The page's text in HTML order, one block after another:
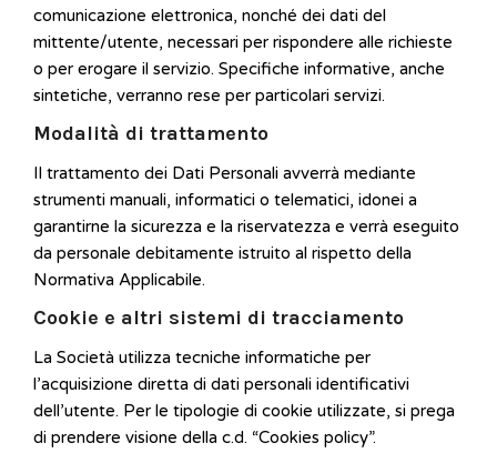
comunicazione elettronica, nonché dei dati del
mittente/utente, necessari per rispondere alle richieste
o per erogare il servizio. Specifiche informative, anche
sintetiche, verranno rese per particolari servizi.
Modalità di trattamento
Il trattamento dei Dati Personali avverrà mediante
strumenti manuali, informatici o telematici, idonei a
garantirne la sicurezza e la riservatezza e verrà eseguito
da personale debitamente istruito al rispetto della
Normativa Applicabile.
Cookie e altri sistemi di tracciamento
La Società utilizza tecniche informatiche per
l’acquisizione diretta di dati personali identificativi
dell’utente. Per le tipologie di cookie utilizzate, si prega
di prendere visione della c.d. “Cookies policy”.